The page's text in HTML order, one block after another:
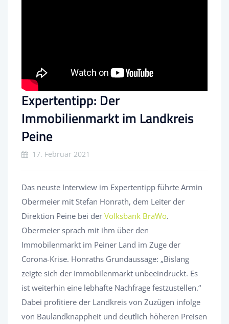
Expertentipp: Der
Immobilienmarkt im Landkreis
Peine
17. Februar 2021
Das neuste Interwiew im Expertentipp führte Armin
Obermeier mit Stefan Honrath, dem Leiter der
Direktion Peine bei der Volksbank BraWo.
Obermeier sprach mit ihm über den
Immobilenmarkt im Peiner Land im Zuge der
Corona-Krise. Honraths Grundaussage: „Bislang
zeigte sich der Immobilenmarkt unbeeindruckt. Es
ist weiterhin eine lebhafte Nachfrage festzustellen.“
Dabei profitiere der Landkreis von Zuzügen infolge
von Baulandknappheit und deutlich höheren Preisen